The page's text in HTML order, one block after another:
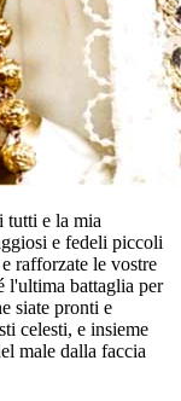
tutti e la mia
e fedeli piccoli
rafforzate le vostre
l'ultima battaglia per
siate pronti e
celesti, e insieme
male dalla faccia